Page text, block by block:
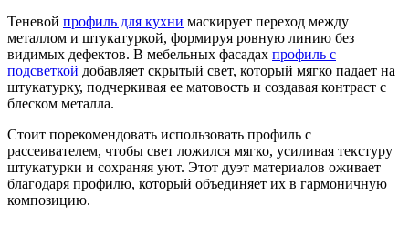
Теневой профиль для кухни маскирует переход между
металлом и штукатуркой, формируя ровную линию без
видимых дефектов. В мебельных фасадах профиль с
подсветкой добавляет скрытый свет, который мягко падает на
штукатурку, подчеркивая ее матовость и создавая контраст с
блеском металла.
Стоит порекомендовать использовать профиль с
рассеивателем, чтобы свет ложился мягко, усиливая текстуру
штукатурки и сохраняя уют. Этот дуэт материалов оживает
благодаря профилю, который объединяет их в гармоничную
композицию.